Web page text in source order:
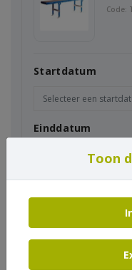
Code:
Startdatum
Einddatum
Toon